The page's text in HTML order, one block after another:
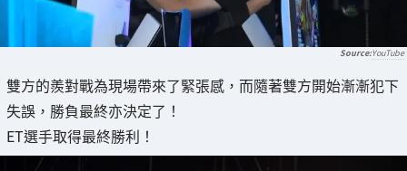
YouTube
雙方的羨對戰為現場帶來了緊張感，而隨著雙方開始漸漸犯下
失誤，勝負最終亦決定了！
ET選手取得最終勝利！